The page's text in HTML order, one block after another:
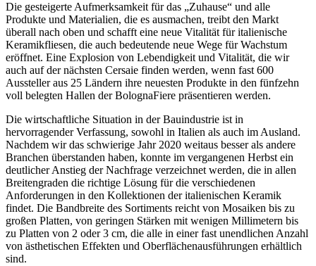
Die gesteigerte Aufmerksamkeit für das „Zuhause“ und alle
Produkte und Materialien, die es ausmachen, treibt den Markt
überall nach oben und schafft eine neue Vitalität für italienische
Keramikfliesen, die auch bedeutende neue Wege für Wachstum
eröffnet. Eine Explosion von Lebendigkeit und Vitalität, die wir
auch auf der nächsten Cersaie finden werden, wenn fast 600
Aussteller aus 25 Ländern ihre neuesten Produkte in den fünfzehn
voll belegten Hallen der BolognaFiere präsentieren werden.
Die wirtschaftliche Situation in der Bauindustrie ist in
hervorragender Verfassung, sowohl in Italien als auch im Ausland.
Nachdem wir das schwierige Jahr 2020 weitaus besser als andere
Branchen überstanden haben, konnte im vergangenen Herbst ein
deutlicher Anstieg der Nachfrage verzeichnet werden, die in allen
Breitengraden die richtige Lösung für die verschiedenen
Anforderungen in den Kollektionen der italienischen Keramik
findet. Die Bandbreite des Sortiments reicht von Mosaiken bis zu
großen Platten, von geringen Stärken mit wenigen Millimetern bis
zu Platten von 2 oder 3 cm, die alle in einer fast unendlichen Anzahl
von ästhetischen Effekten und Oberflächenausführungen erhältlich
sind.